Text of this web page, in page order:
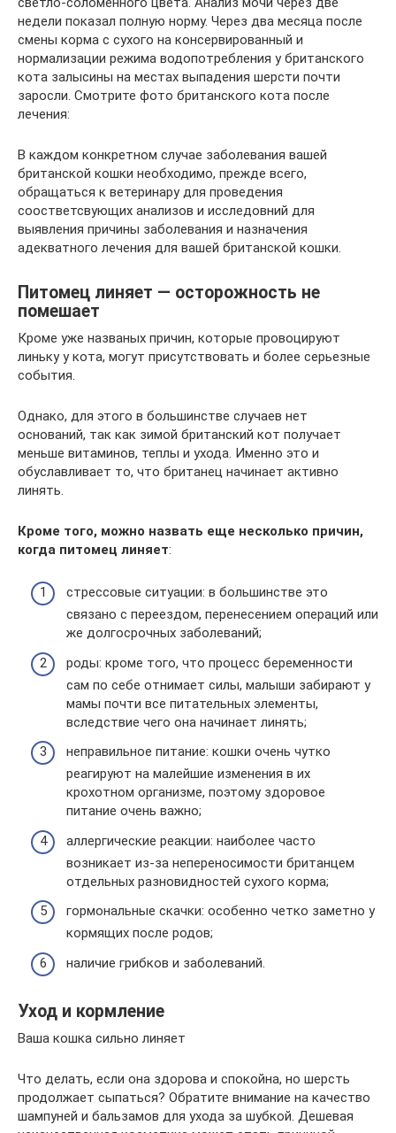
недели показал полную норму. Через два месяца после
смены корма с сухого на консервированный и
нормализации режима водопотребления у британского
кота залысины на местах выпадения шерсти почти
заросли. Смотрите фото британского кота после
лечения:
В каждом конкретном случае заболевания вашей
британской кошки необходимо, прежде всего,
обращаться к ветеринару для проведения
соостветсвующих анализов и исследовний для
выявления причины заболевания и назначения
адекватного лечения для вашей британской кошки.
Питомец линяет — осторожность не
помешает
Кроме уже названых причин, которые провоцируют
линьку у кота, могут присутствовать и более серьезные
события.
Однако, для этого в большинстве случаев нет
оснований, так как зимой британский кот получает
меньше витаминов, теплы и ухода. Именно это и
обуславливает то, что британец начинает активно
линять.
Кроме того, можно назвать еще несколько причин,
когда питомец линяет:
стрессовые ситуации: в большинстве это
связано с переездом, перенесением операций или
же долгосрочных заболеваний;
роды: кроме того, что процесс беременности
сам по себе отнимает силы, малыши забирают у
мамы почти все питательных элементы,
вследствие чего она начинает линять;
неправильное питание: кошки очень чутко
реагируют на малейшие изменения в их
крохотном организме, поэтому здоровое
питание очень важно;
аллергические реакции: наиболее часто
возникает из-за непереносимости британцем
отдельных разновидностей сухого корма;
гормональные скачки: особенно четко заметно у
кормящих после родов;
наличие грибков и заболеваний.
Уход и кормление
Ваша кошка сильно линяет
Что делать, если она здорова и спокойна, но шерсть
продолжает сыпаться? Обратите внимание на качество
шампуней и бальзамов для ухода за шубкой. Дешевая